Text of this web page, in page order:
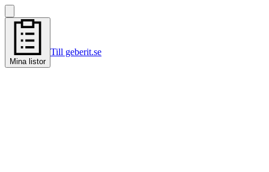
Mina listor
Till geberit.se